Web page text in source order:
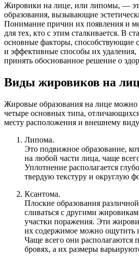
Жировики на лице, или липомы, —
образования, вызывающие
Понимание причин их появления и
для тех, кто с этим сталкивается. В
основные факторы, способствующие
и эффективные способы их удаления,
принять обоснованное решение о
Виды жировиков на
Жировые образования на лице можно
четыре основных типа,
месту расположения и внешнему
Липома.
Это подвижное образование,
на любой части лица, чаще
Уплотнение располагается
твердую текстуру и округлую
Ксантома.
Плоские образования
сливаться с другими
участки поражения. Эти
их содержимое можно
Чаще всего они располагаются
бровях, а их размеры